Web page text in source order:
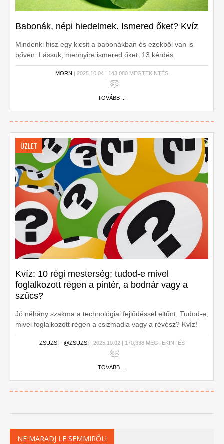
Babonák, népi hiedelmek. Ismered őket? Kvíz
Mindenki hisz egy kicsit a babonákban és ezekből van is
bőven. Lássuk, mennyire ismered őket. 13 kérdés
következik.
MORN | 2025.10.04 | 143,080 MEGTEKINTÉS
TOVÁBB ...
ÜZLET
Kvíz: 10 régi mesterség; tudod-e mivel
foglalkozott régen a pintér, a bodnár vagy a
szűcs?
Jó néhány szakma a technológiai fejlődéssel eltűnt. Tudod-e,
mivel foglalkozott régen a csizmadia vagy a révész? Kvíz!
ZSUZSI - @ZSUZSI | 2025.10.02 | 170,338 MEGTEKINTÉS
TOVÁBB ...
NE MARADJ LE SEMMIRŐL!